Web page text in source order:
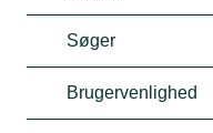
Søger
Brugervenlighed